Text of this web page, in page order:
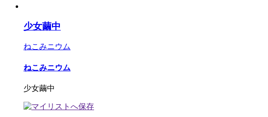
少女繭中
ねこみニウム
ねこみニウム
少女繭中